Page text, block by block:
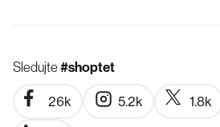
Sledujte#shoptet
26k 5.2k 1.8k